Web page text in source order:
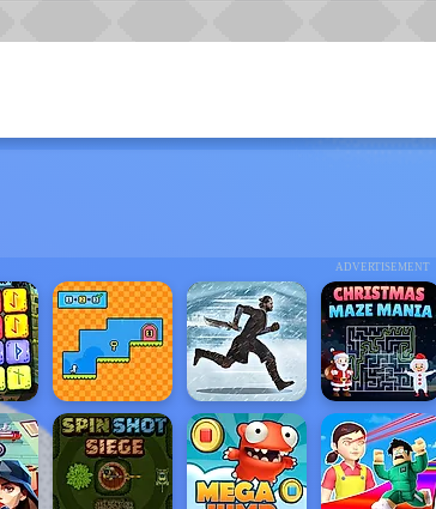
ADVERTISEMENT